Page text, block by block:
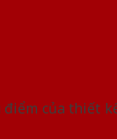
điểm của thiết